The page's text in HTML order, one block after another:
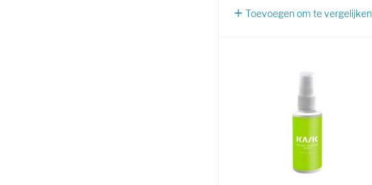
Toevoegen om te vergelijken